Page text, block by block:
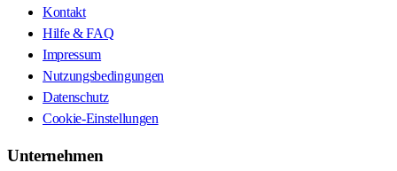
Kontakt
Hilfe & FAQ
Impressum
Nutzungsbedingungen
Datenschutz
Cookie-Einstellungen
Unternehmen